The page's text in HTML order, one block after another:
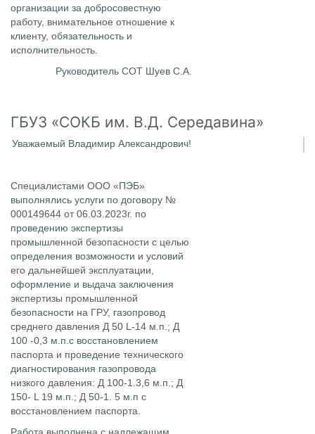
организации за добросовестную
работу, внимательное отношение к
клиенту, обязательность и
исполнительность.
Руководитель СОТ Шуев С.А.
ГБУЗ «СОКБ им. В.Д. Середавина»
Уважаемый Владимир Александрович!
Специалистами ООО «ПЭБ»
выполнялись услуги по договору №
000149644 от 06.03.2023г. по
проведению экспертизы
промышленной безопасности с целью
определения возможности и условий
его дальнейшей эксплуатации,
оформление и выдача заключения
экспертизы промышленной
безопасности на ГРУ, газопровод
среднего давления Д 50 L-14 м.п.; Д
100 -0,3 м.п.с восстановлением
паспорта и проведение технического
диагностирования газопровода
низкого давления: Д 100-1.3,6 м.п.; Д
150- L 19 м.п.; Д 50-1. 5 м.п с
восстановлением паспорта.